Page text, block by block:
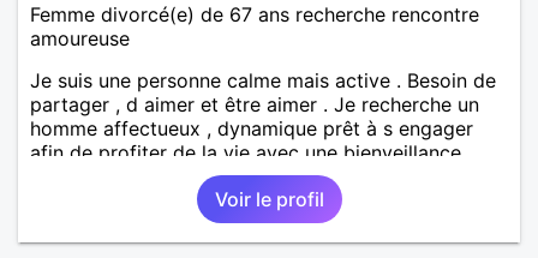
Femme divorcé(e) de 67 ans recherche rencontre
amoureuse
Je suis une personne calme mais active . Besoin de
partager , d aimer et être aimer . Je recherche un
homme affectueux , dynamique prêt à s engager
afin de profiter de la vie avec une bienveillance
réciproque. A bientôt si vous souhaitez faire
Voir le profil